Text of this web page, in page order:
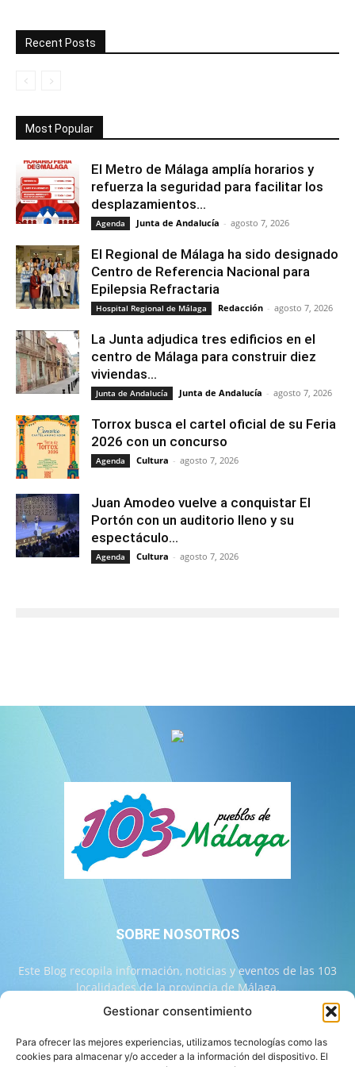
Gestionar consentimiento
Para ofrecer las mejores experiencias, utilizamos tecnologías como las
cookies para almacenar y/o acceder a la información del dispositivo. El
Recent Posts
Most Popular
El Metro de Málaga amplía horarios y
refuerza la seguridad para facilitar los
desplazamientos...
Agenda Junta de Andalucía - agosto 7, 2026
El Regional de Málaga ha sido designado
Centro de Referencia Nacional para
Epilepsia Refractaria
Hospital Regional de Málaga Redacción - agosto 7, 2026
La Junta adjudica tres edificios en el
centro de Málaga para construir diez
viviendas...
Junta de Andalucía Junta de Andalucía - agosto 7, 2026
Torrox busca el cartel oficial de su Feria
2026 con un concurso
Agenda Cultura - agosto 7, 2026
Juan Amodeo vuelve a conquistar El
Portón con un auditorio lleno y su
espectáculo...
Agenda Cultura - agosto 7, 2026
SOBRE NOSOTROS
Este Blog recopila información, noticias y eventos de las 103
localidades de la provincia de Málaga.
Contáctanos:info@103malaga.com